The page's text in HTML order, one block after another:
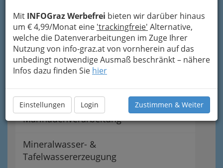
Mit INFOGraz Werbefrei bieten wir darüber hinaus
um € 4,99/Monat eine 'trackingfreie' Alternative,
welche die Datenverarbeitungen im Zuge Ihrer
Nutzung von info-graz.at von vornherein auf das
unbedingt notwendige Ausmaß beschränkt – nähere
Infos dazu finden Sie hier
Einstellungen Login Zustimmen & Weiter
Gemüseverwertung
Kaffeeröster
Käsereien, Schmelzwarenerzeuger
Konservenerzeuger
Marinadenverarbeitung
Mineralwasser- &
Tafelwassererzeugung